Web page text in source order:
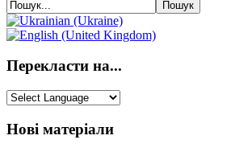
Перекласти на...
Нові матеріали